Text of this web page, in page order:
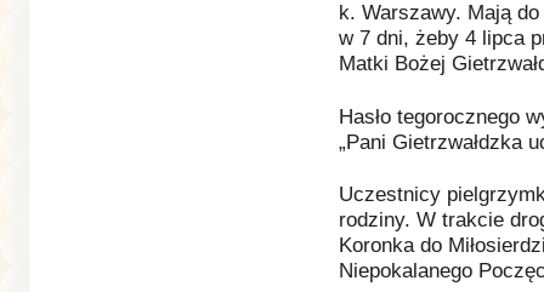
k. Warszawy. Mają
w 7 dni, żeby 4 lipca
Matki Bożej
Hasło tegorocznego
„Pani Gietrzwałdzka
Uczestnicy
rodziny. W trakcie
Koronka do
Niepokalanego